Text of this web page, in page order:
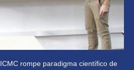
rompe paradigma científico de